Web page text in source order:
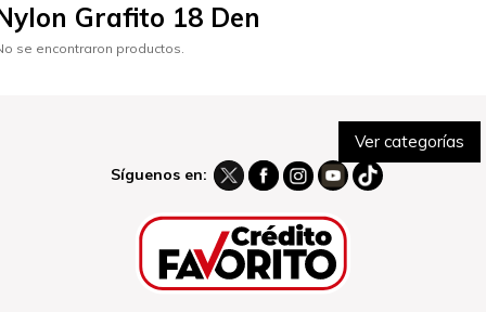
Ver categorías
Grafito 18 Den
se encontraron productos.
Síguenos en: